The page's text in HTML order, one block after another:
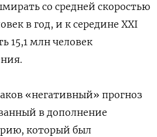
со средней скоростью
в год, и к середине XXI
15,1 млн человек
«негативный» прогноз
в дополнение
который был